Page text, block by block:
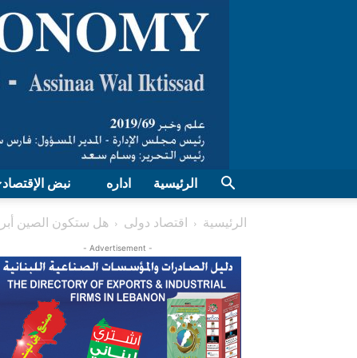
نبض الإقتصاد اداره الرئيسية
الرئيسية اقتصاد دولی
هل ستكون الصين
- Advertisement -